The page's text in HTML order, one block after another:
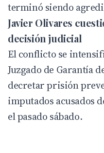
terminó siendo
Javier Olivares
decisión judicial
El conflicto se
Juzgado de Garantía
decretar prisión
imputados acusados
el pasado sábado.